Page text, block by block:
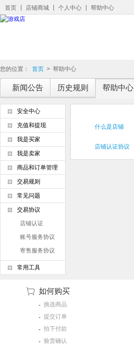
首页 店铺商城 个人中心 帮助中心
您的位置： 首页 > 帮助中心
新闻公告 历史规则 帮助中心
什么是店铺
店铺认证协议
安全中心
充值和提现
我是买家
我是卖家
商品和订单管理
交易规则
常见问题
交易协议
店铺认证
账号服务协议
寄售服务协议
常用工具
如何购买
挑选商品
提交订单
拍下付款
验货确认